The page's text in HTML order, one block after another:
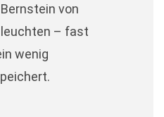
von
– fast
wenig